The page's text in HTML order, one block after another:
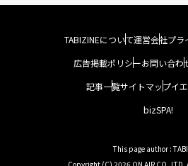
TABIZINEについて運営会社プラ
広告掲載ポリシーお問い合わ
記事一覧サイトマップイ
bizSPA!
This page author :